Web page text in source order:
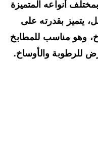
أنواعه المتميزة
بقدرته على
وهو مناسب للمطابخ
والأوساخ.